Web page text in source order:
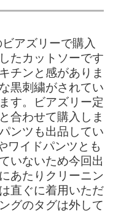
アズリーで購入
たカットソーです
チンと感がありま
黒刺繍がされてい
す。ビアズリー定
合わせて購入しま
ンツも出品してい
ワイドパンツとも
いないため今回出
あたりクリーニン
直ぐに着用いただ
グのタグは外して